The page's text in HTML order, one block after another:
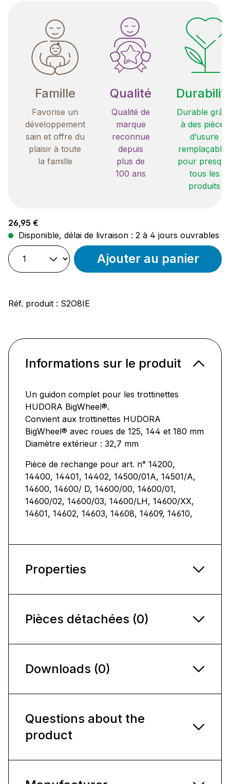
Famille
Favorise un
développement
sain et offre du
plaisir à toute
la famille
Qualité
Qualité de
marque
reconnue
depuis
plus de
100 ans
Durable
à des pièces
d’usure
remplaçables
pour
tous les
produits
Prix régulier :
26,95 €
Disponible, délai de livraison : 2 à 4 jours ouvrables
Ajouter au panier
Réf. produit : S2O8IE
Informations sur le produit
Un guidon complet pour les trottinettes
HUDORA BigWheel®.
Convient aux trottinettes HUDORA
BigWheel® avec roues de 125, 144 et 180 mm
Diamètre extérieur : 32,7 mm
Pièce de rechange pour art. n° 14200,
14400, 14401, 14402, 14500/01A, 14501/A,
14600, 14600/ D, 14600/00, 14600/01,
14600/02, 14600/03, 14600/LH, 14600/XX,
14601, 14602, 14603, 14608, 14609, 14610,
Properties
Pièces détachées (0)
Downloads (0)
Questions about the
product